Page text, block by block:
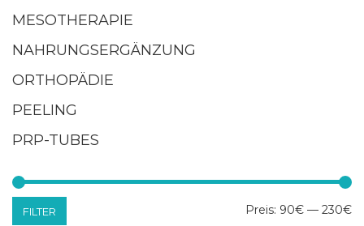
MESOTHERAPIE
NAHRUNGSERGÄNZUNG
ORTHOPÄDIE
PEELING
PRP-TUBES
FILTER Preis: 90€ — 230€